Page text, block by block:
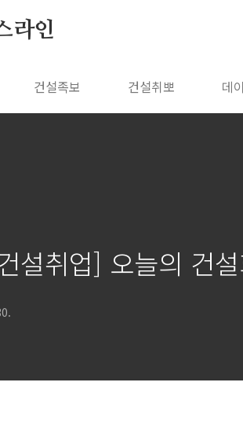
라인
건설족보 건설취뽀 데
설취업] 오늘의 건